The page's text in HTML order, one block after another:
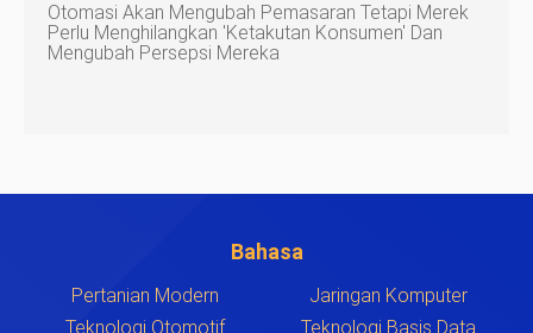
Otomasi Akan Mengubah Pemasaran Tetapi Merek
Perlu Menghilangkan 'ketakutan Konsumen' Dan
Mengubah Persepsi Mereka
Bahasa
Pertanian Modern
Jaringan Komputer
Teknologi Otomotif
Teknologi Basis Data